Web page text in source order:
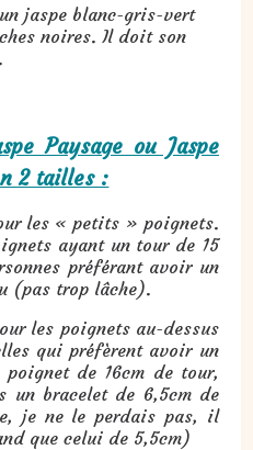
jaspe blanc-gris-vert
noires. Il doit son
Paysage ou Jaspe
2 tailles :
les « petits » poignets.
ayant un tour de 15
préférant avoir un
(pas trop lâche).
les poignets au-dessus
qui préfèrent avoir un
poignet de 16cm de tour,
un bracelet de 6,5cm de
je ne le perdais pas, il
que celui de 5,5cm)